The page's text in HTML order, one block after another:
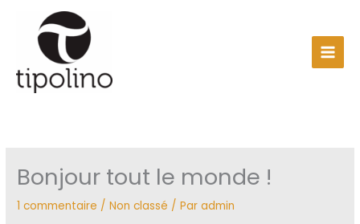
contenu
Bonjour tout le monde !
1 commentaire /Non classé / Paradmin